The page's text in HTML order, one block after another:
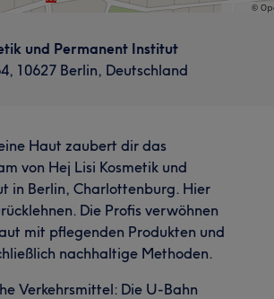
und Permanent Institut
10627 Berlin, Deutschland
Haut zaubert dir das
von Hej Lisi Kosmetik und
in Berlin, Charlottenburg. Hier
Die Profis verwöhnen
mit pflegenden Produkten und
nachhaltige Methoden.
Verkehrsmittel: Die U-Bahn